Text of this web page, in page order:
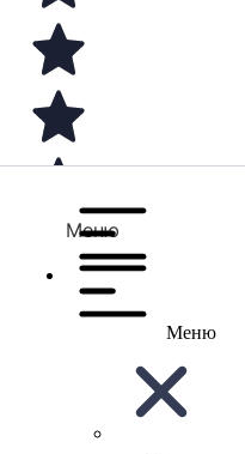
Меню
Меню